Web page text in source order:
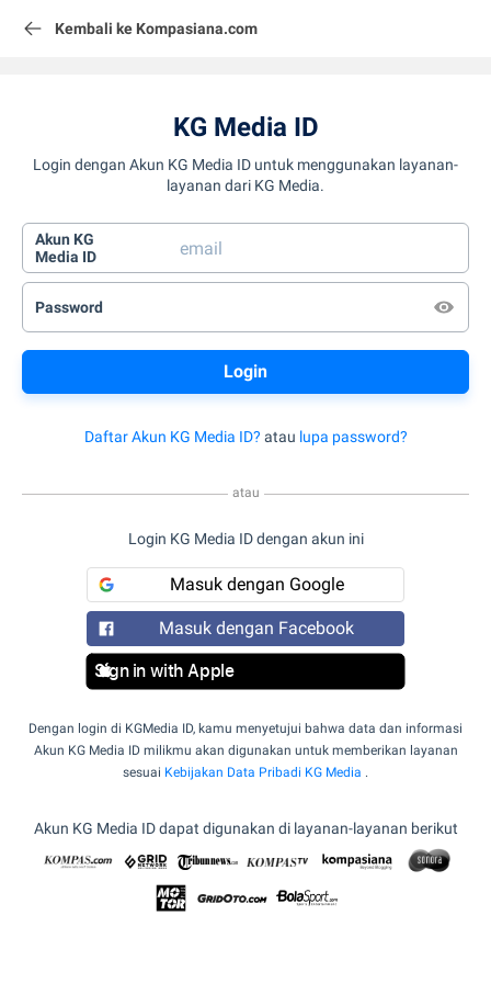
Kembali ke Kompasiana.com
KG Media ID
Login dengan Akun KG Media ID untuk menggunakan layanan-
layanan dari KG Media.
Akun KG
Media ID
Password
Daftar Akun KG Media ID? atau lupa password?
atau
Login KG Media ID dengan akun ini
Masuk dengan Google
Masuk dengan Facebook
Sign in with Apple
Dengan login di KGMedia ID, kamu menyetujui bahwa data dan informasi
Akun KG Media ID milikmu akan digunakan untuk memberikan layanan
sesuai Kebijakan Data Pribadi KG Media .
Akun KG Media ID dapat digunakan di layanan-layanan berikut